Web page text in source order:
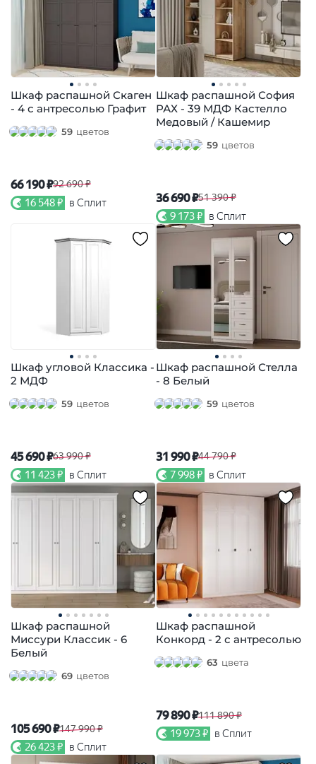
Шкаф распашной Скаген
- 4 с антресолью Графит
59 цветов
66 190 ₽92 690 ₽
16 548 ₽ в Сплит
Шкаф распашной София
РАХ - 39 МДФ Кастелло
Медовый / Кашемир
59 цветов
36 690 ₽51 390 ₽
9 173 ₽ в Сплит
Шкаф угловой Классика -
2 МДФ
59 цветов
45 690 ₽63 990 ₽
11 423 ₽ в Сплит
Шкаф распашной Стелла
- 8 Белый
59 цветов
31 990 ₽44 790 ₽
7 998 ₽ в Сплит
Шкаф распашной
Миссури Классик - 6
Белый
69 цветов
105 690 ₽147 990 ₽
26 423 ₽ в Сплит
Шкаф распашной
Конкорд - 2 с антресолью
63 цвета
79 890 ₽111 890 ₽
19 973 ₽ в Сплит